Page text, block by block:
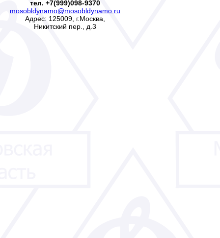
тел. +7(999)098-9370
mosobldynamo@mosobldynamo.ru
Адрес: 125009, г.Москва,
Никитский пер., д.3